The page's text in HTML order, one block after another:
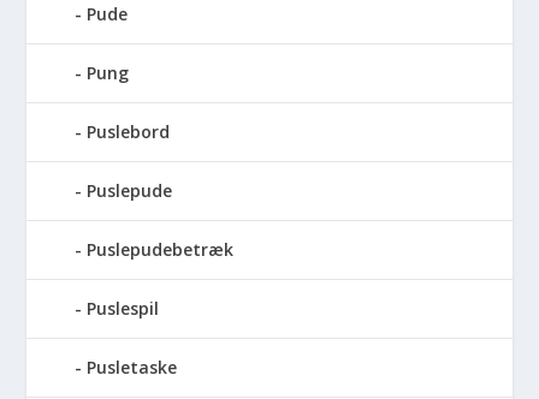
Pude
Pung
Puslebord
Puslepude
Puslepudebetræk
Puslespil
Pusletaske